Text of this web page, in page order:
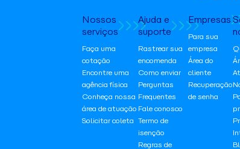
Nossos
serviços
Faça uma
cotação
Encontre uma
agência física
Conheça nossa
área de atuação
Solicitar coleta
Ajuda e
suporte
Rastrear sua
encomenda
Como enviar
Perguntas
Frequentes
Fale conosco
Termo de
isenção
Regras de
Empresas
Para sua
empresa
Área do
cliente
Recuperação
de senha